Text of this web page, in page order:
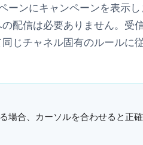
ーンにキャンペーンを表示し
配信は必要ありません。 受
じチャネル固有のルールに
場合、カーソルを合わせると正